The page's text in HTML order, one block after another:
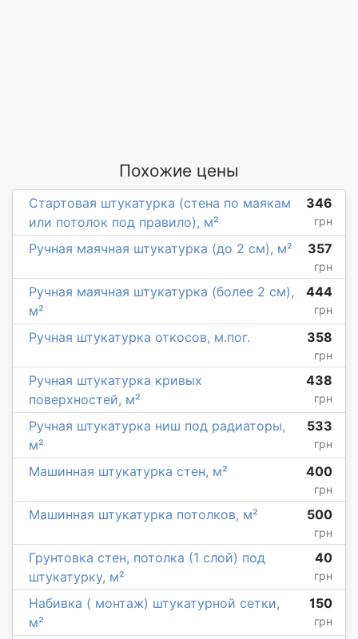
Похожие цены
Стартовая штукатурка (стена по маякам
или потолок под правило), м²
346
грн
Ручная маячная штукатурка (до 2 см), м² 357
грн
Ручная маячная штукатурка (более 2 см),
м²
444
грн
Ручная штукатурка откосов, м.пог. 358
грн
Ручная штукатурка кривых
поверхностей, м²
438
грн
Ручная штукатурка ниш под радиаторы,
м²
533
грн
Машинная штукатурка стен, м² 400
грн
Машинная штукатурка потолков, м² 500
грн
Грунтовка стен, потолка (1 слой) под
штукатурку, м²
40
грн
Набивка ( монтаж) штукатурной сетки,
м²
150
грн